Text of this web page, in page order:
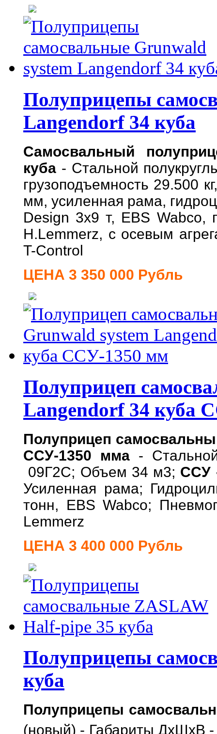
Полуприцепы
Langendorf 34 куба
Самосвальный
куба - Стальной
грузоподъемность 29.500
мм, усиленная рама,
Design 3x9 т, EBS Wabco,
H.Lemmerz, с осевым
T-Control
ЦЕНА 3 350 000 Рубль
Полуприцеп
Langendorf 34 куба
Полуприцеп
ССУ-1350 мма -
09Г2С; Объем 34 м3; ССУ
Усиленная рама;
тонн, EBS Wabco;
Lemmerz
ЦЕНА 3 400 000 Рубль
Полуприцепы
куба
Полуприцепы
(новый) - Габариты ДхШхВ